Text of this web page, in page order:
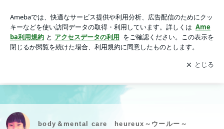
アプリをダウンロードして ブログの更新通知
を受け取りまし
ょう。
開く
body＆mental care heureux～ウールー～